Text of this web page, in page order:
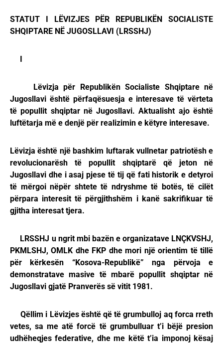
STATUT I LËVIZJES PËR REPUBLIKËN SOCIALISTE
SHQIPTARE NË JUGOSLLAVI (LRSSHJ)
Lëvizja për Republikën Socialiste Shqiptare në
Jugosllavi është përfaqësuesja e interesave të vërteta
të popullit shqiptar në Jugosllavi. Aktualisht ajo është
luftëtarja më e denjë për realizimin e këtyre interesave.
Lëvizja është një bashkim luftarak vullnetar patriotësh e
revolucionarësh të popullit shqiptarë që jeton në
Jugosllavi dhe i asaj pjese të tij që fati historik e detyroi
të mërgoi nëpër shtete të ndryshme të botës, të cilët
përpara interesit të përgjithshëm i kanë sakrifikuar të
gjitha interesat tjera.
LRSSHJ u ngrit mbi bazën e organizatave LNÇKVSHJ,
PKMLSHJ, OMLK dhe FKP dhe mori një orientim të tillë
për kërkesën “Kosova-Republikë” nga përvoja e
demonstratave masive të mbarë popullit shqiptar në
Jugosllavi gjatë Pranverës së vitit 1981.
Qëllim i Lëvizjes është që të grumbulloj aq forca rreth
vetes, sa me atë forcë të grumbulluar t’i bëjë presion
udhëheqjes federative, dhe me këtë t’ia imponoj kësaj